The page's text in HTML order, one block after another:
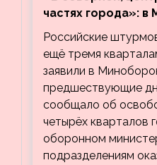
частях города»:
заявили об
кварталов
Российские
ещё тремя
заявили в
предшествующие
сообщало об
четырёх кварталов
оборонном
подразделениям